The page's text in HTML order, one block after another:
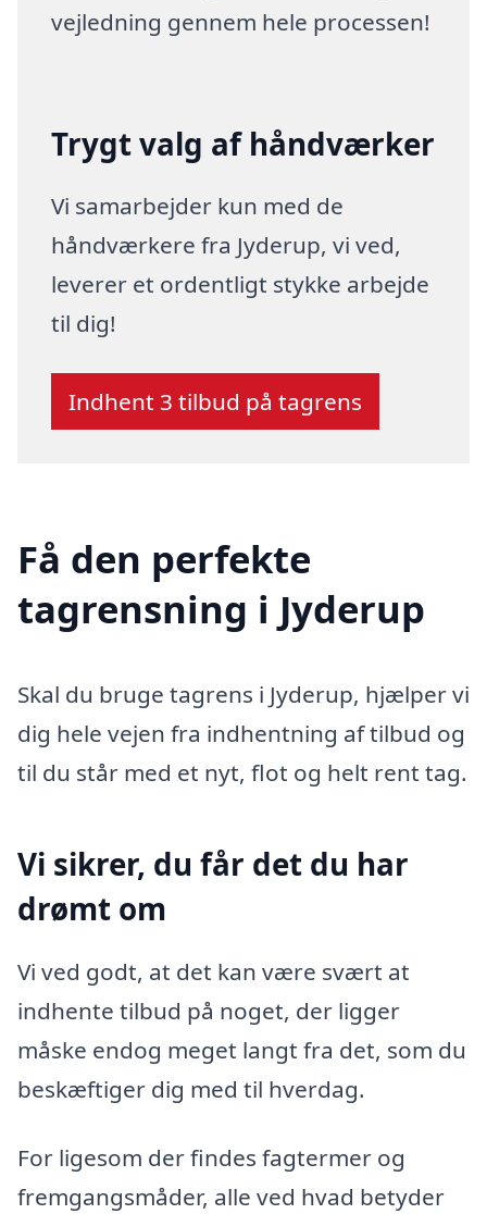
vejledning gennem hele processen!
Trygt valg af håndværker
Vi samarbejder kun med de
håndværkere fra Jyderup, vi ved,
leverer et ordentligt stykke arbejde
til dig!
Indhent 3 tilbud på tagrens
Få den perfekte
tagrensning i Jyderup
Skal du bruge tagrens i Jyderup, hjælper vi
dig hele vejen fra indhentning af tilbud og
til du står med et nyt, flot og helt rent tag.
Vi sikrer, du får det du har
drømt om
Vi ved godt, at det kan være svært at
indhente tilbud på noget, der ligger
måske endog meget langt fra det, som du
beskæftiger dig med til hverdag.
For ligesom der findes fagtermer og
fremgangsmåder, alle ved hvad betyder